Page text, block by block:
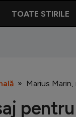
TOATE STIRILE
Marius